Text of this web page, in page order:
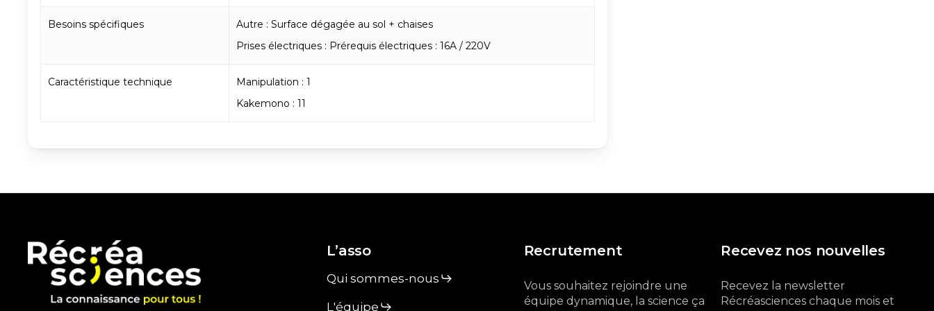
Besoins spécifiques
Autre : Surface dégagée au sol + chaises
Prises électriques : Prérequis électriques : 16A / 220V
Caractéristique technique
Manipulation : 1
Kakemono : 11
L’asso
Qui sommes-nous
L'équipe
Recrutement
Vous souhaitez rejoindre une
équipe dynamique, la science ça
Recevez nos nouvelles
Recevez la newsletter
Récréasciences chaque mois et